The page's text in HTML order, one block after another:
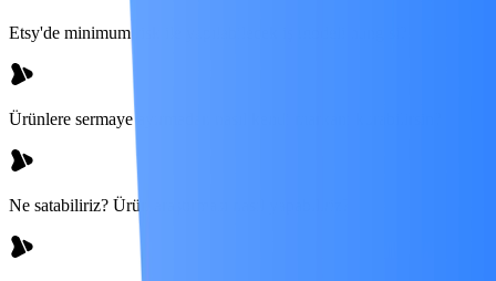
Etsy'de minimum risk ile yapılabilecek iş modeli hangisi?
Ürünlere sermaye ayırmadan nasıl kendi markanı kurabilirsin?
Ne satabiliriz? Ürün araştırması nasıl yapabiliriz?